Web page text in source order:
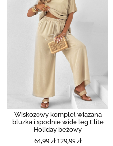
Wiskozowy komplet wiązana
bluzka i spodnie wide leg Elite
Holiday beżowy
64,99 zł129,99 zł